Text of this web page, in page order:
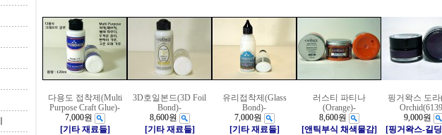
다용도 접착제(Multi
Purpose Craft Glue)-
7,000원
[기타 재료들]
3D호일본드(3D Foil
Bond)-
8,600원
[기타 재료들]
유리접착제(Glass
Bond)-
7,000원
[기타 재료들]
러스티 파티나
(Orange)-
8,600원
[앤틱부식 채색물감]
핑거왁스 도라
9,000원
[핑거왁스-길